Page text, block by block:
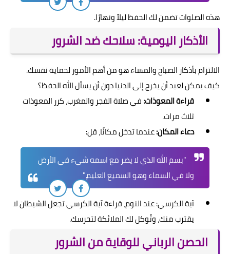
هذه الصلوات تضمن لك الحفظ ليلاً ونهارًا.
الأذكار اليومية: سلاحك ضد الشرور
الالتزام بأذكار الصباح والمساء هو من أهم الأمور لحماية نفسك.
كيف يمكن لعبد أن يخرج إلى الدنيا دون أن يسأل الله الحفظ؟
قراءة المعوذات:في صلاة الفجر والمغرب، كرر المعوذات
ثلاث مرات.
دعاء المكان:عندما تدخل مكانًا، قل:
"بسم الله الذي لا يضر مع اسمه شيء في الأرض
ولا في السماء وهو السميع العليم."
آية الكرسي: عند النوم، قراءة آية الكرسي تجعل الشيطان لا
يقترب منك، وتُوكل لك الملائكة لتحرسك.
الحصن الرباني للوقاية من الشرور